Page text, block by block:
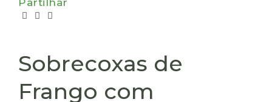
Partilhar
Sobrecoxas de
Frango com